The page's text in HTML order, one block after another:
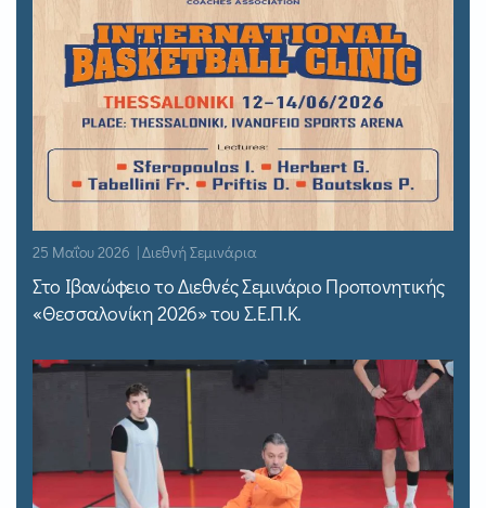
25 Μαΐου 2026 | Διεθνή Σεμινάρια
Στο Ιβανώφειο το Διεθνές Σεμινάριο Προπονητικής
«Θεσσαλονίκη 2026» του Σ.Ε.Π.Κ.